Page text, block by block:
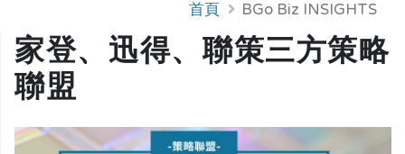
首頁 BGo Biz INSIGHTS
家登、迅得、聯策三方策略
聯盟